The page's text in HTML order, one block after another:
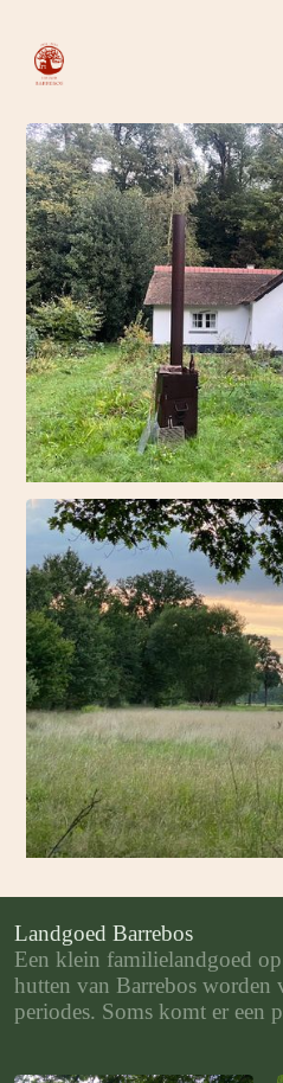
Landgoed Barrebos
Een klein familielandgoed
hutten van Barrebos worden
periodes. Soms komt er een